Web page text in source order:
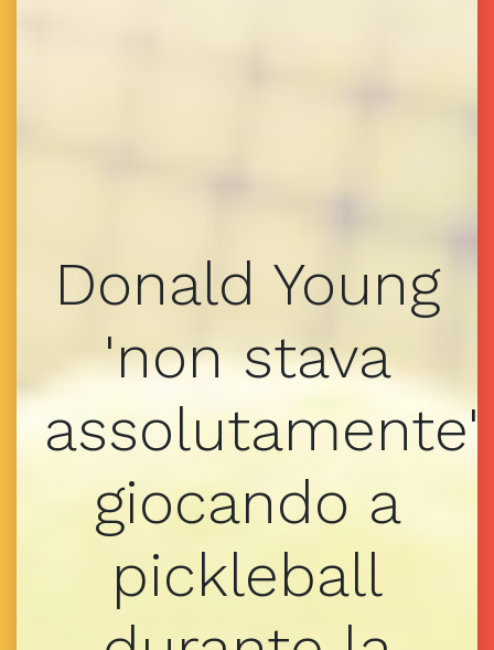
Donald Young
'non stava
assolutamente'
giocando a
pickleball